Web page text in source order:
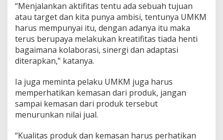
i
g
i
a
l
“Menjalankan aktifitas tentu ada sebuah tujuan
atau target dan kita punya ambisi, tentunya UMKM
harus mempunyai itu, dengan adanya itu maka
terus berupaya melakukan kreatifitas tiada henti
bagaimana kolaborasi, sinergi dan adaptasi
diterapkan,” katanya.
Ia juga meminta pelaku UMKM juga harus
memperhatikan kemasan dari produk, jangan
sampai kemasan dari produk tersebut
menurunkan nilai jual.
“Kualitas produk dan kemasan harus perhatikan